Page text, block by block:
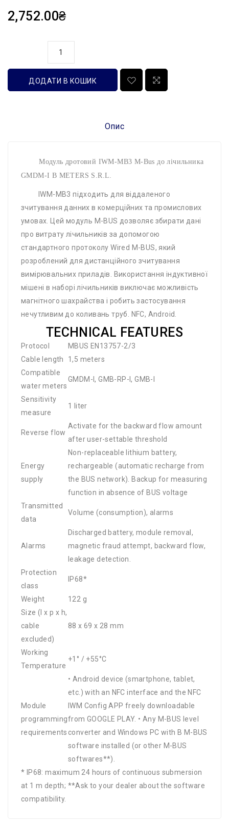
2,752.00₴
ДОДАТИ В КОШИК
Опис
Модуль дротовий IWM-MB3 M-Bus до лічильника
GMDM-I B METERS S.R.L.
IWM-MB3 підходить для віддаленого
зчитування данних в комерційних та промислових
умовах. Цей модуль M-BUS дозволяє збирати дані
про витрату лічильників за допомогою
стандартного протоколу Wired M-BUS, який
розроблений для дистанційного зчитування
вимірювальних приладів. Використання індуктивної
мішені в наборі лічильників виключає можливість
магнітного шахрайства і робить застосування
нечутливим до коливань труб. NFC, Android.
TECHNICAL FEATURES
Protocol
MBUS EN13757-2/3
Cable length
1,5 meters
Compatible
water meters
GMDM-I, GMB-RP-I, GMB-I
Sensitivity
measure
1 liter
Reverse flow
Activate for the backward flow amount
after user-settable threshold
Energy
supply
Non-replaceable lithium battery,
rechargeable (automatic recharge from
the BUS network). Backup for measuring
function in absence of BUS voltage
Transmitted
data
Volume (consumption), alarms
Alarms
Discharged battery, module removal,
magnetic fraud attempt, backward flow,
leakage detection.
Protection
class
IP68*
Weight
122 g
Size (l x p x h,
cable
excluded)
88 x 69 x 28 mm
Working
Temperature
+1° / +55°C
Module
programming
requirements
• Android device (smartphone, tablet,
etc.) with an NFC interface and the NFC
IWM Config APP freely downloadable
from GOOGLE PLAY. • Any M-BUS level
converter and Windows PC with B M-BUS
software installed (or other M-BUS
softwares**).
* IP68: maximum 24 hours of continuous submersion
at 1 m depth; **Ask to your dealer about the software
compatibility.